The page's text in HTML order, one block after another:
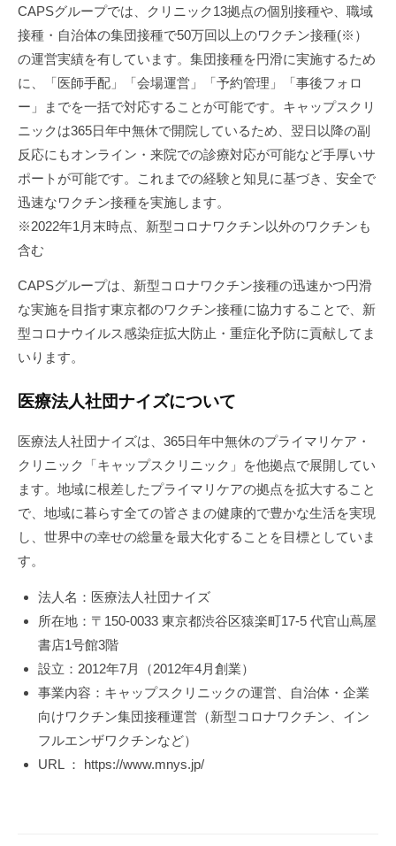
CAPSグループでは、クリニック13拠点の個別接種や、職域
接種・自治体の集団接種で50万回以上のワクチン接種(※）
の運営実績を有しています。集団接種を円滑に実施するため
に、「医師手配」「会場運営」「予約管理」「事後フォロ
ー」までを一括で対応することが可能です。キャップスクリ
ニックは365日年中無休で開院しているため、翌日以降の副
反応にもオンライン・来院での診療対応が可能など手厚いサ
ポートが可能です。これまでの経験と知見に基づき、安全で
迅速なワクチン接種を実施します。
※2022年1月末時点、新型コロナワクチン以外のワクチンも
含む
CAPSグループは、新型コロナワクチン接種の迅速かつ円滑
な実施を目指す東京都のワクチン接種に協力することで、新
型コロナウイルス感染症拡大防止・重症化予防に貢献してま
いります。
医療法人社団ナイズについて
医療法人社団ナイズは、365日年中無休のプライマリケア・
クリニック「キャップスクリニック」を他拠点で展開してい
ます。地域に根差したプライマリケアの拠点を拡大すること
で、地域に暮らす全ての皆さまの健康的で豊かな生活を実現
し、世界中の幸せの総量を最大化することを目標としていま
す。
法人名：医療法人社団ナイズ
所在地：〒150-0033 東京都渋谷区猿楽町17-5 代官山蔦屋
書店1号館3階
設立：2012年7月（2012年4月創業）
事業内容：キャップスクリニックの運営、自治体・企業
向けワクチン集団接種運営（新型コロナワクチン、イン
フルエンザワクチンなど）
URL ： https://www.mnys.jp/